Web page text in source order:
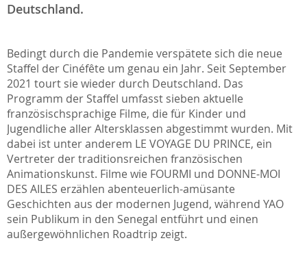
Deutschland.
Bedingt durch die Pandemie verspätete sich die neue
Staffel der Cinéfête um genau ein Jahr. Seit September
2021 tourt sie wieder durch Deutschland. Das
Programm der Staffel umfasst sieben aktuelle
französischsprachige Filme, die für Kinder und
Jugendliche aller Altersklassen abgestimmt wurden. Mit
dabei ist unter anderem LE VOYAGE DU PRINCE, ein
Vertreter der traditionsreichen französischen
Animationskunst. Filme wie FOURMI und DONNE-MOI
DES AILES erzählen abenteuerlich-amüsante
Geschichten aus der modernen Jugend, während YAO
sein Publikum in den Senegal entführt und einen
außergewöhnlichen Roadtrip zeigt.